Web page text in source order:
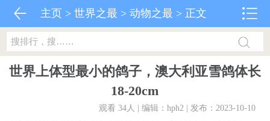
主页 >世界之最 >动物之最 > 正文
世界上体型最小的鸽子，澳大利亚雪鸽体长
18-20cm
观看 34人 | 编辑：hph2 | 发布：2023-10-10